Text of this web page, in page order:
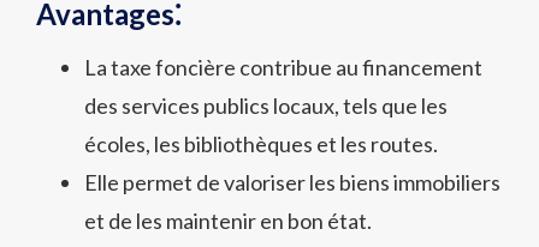
Avantages⁚
La taxe foncière contribue au financement
des services publics locaux, tels que les
écoles, les bibliothèques et les routes.
Elle permet de valoriser les biens immobiliers
et de les maintenir en bon état.